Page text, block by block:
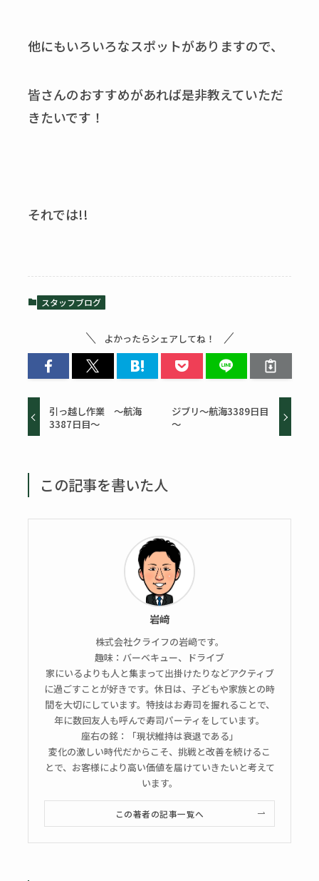
他にもいろいろなスポットがありますので、
皆さんのおすすめがあれば是非教えていただ
きたいです！
それでは!!
スタッフブログ
よかったらシェアしてね！
引っ越し作業 ～航海
3387日目～
ジブリ～航海3389日目
～
この記事を書いた人
岩﨑
株式会社クライフの岩﨑です。
趣味：バーベキュー、ドライブ
家にいるよりも人と集まって出掛けたりなどアクティブ
に過ごすことが好きです。休日は、子どもや家族との時
間を大切にしています。特技はお寿司を握れることで、
年に数回友人も呼んで寿司パーティをしています。
座右の銘：「現状維持は衰退である」
変化の激しい時代だからこそ、挑戦と改善を続けるこ
とで、お客様により高い価値を届けていきたいと考えて
います。
この著者の記事一覧へ